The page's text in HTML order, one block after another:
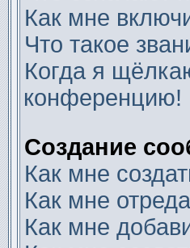
Как мне
Что такое
Когда я
конференцию!
Создание
Как мне
Как мне
Как мне